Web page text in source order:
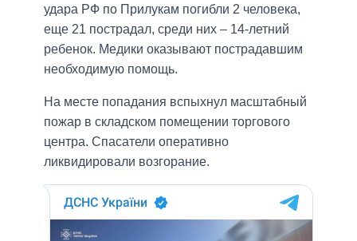
удара РФ по Прилукам погибли 2 человека,
еще 21 пострадал, среди них – 14-летний
ребенок. Медики оказывают пострадавшим
необходимую помощь.
На месте попадания вспыхнул масштабный
пожар в складском помещении торгового
центра. Спасатели оперативно
ликвидировали возгорание.